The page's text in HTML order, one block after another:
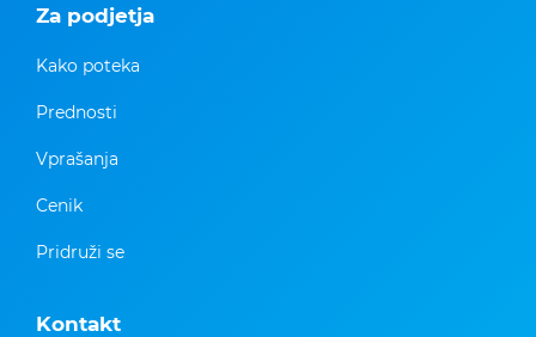
Za podjetja
Kako poteka
Prednosti
Vprašanja
Cenik
Pridruži se
Kontakt